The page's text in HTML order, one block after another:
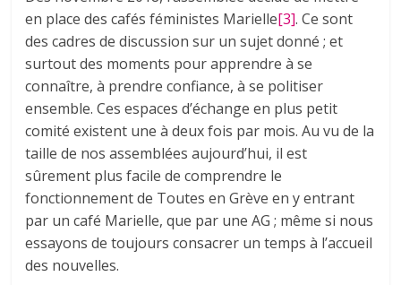
en place des cafés féministes Marielle[3]. Ce sont
des cadres de discussion sur un sujet donné ; et
surtout des moments pour apprendre à se
connaître, à prendre confiance, à se politiser
ensemble. Ces espaces d’échange en plus petit
comité existent une à deux fois par mois. Au vu de la
taille de nos assemblées aujourd’hui, il est
sûrement plus facile de comprendre le
fonctionnement de Toutes en Grève en y entrant
par un café Marielle, que par une AG ; même si nous
essayons de toujours consacrer un temps à l’accueil
des nouvelles.